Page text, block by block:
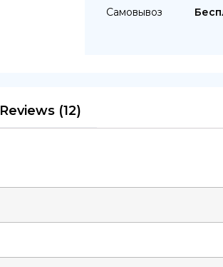
Самовывоз
Reviews (12)